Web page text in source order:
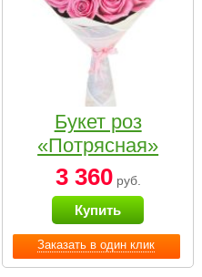
Заказать в один клик
Букет роз
«Потрясная»
3 360руб.
Купить